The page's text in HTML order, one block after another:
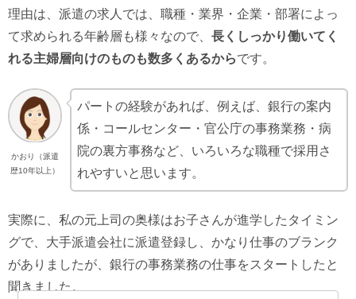
理由は、派遣の求人では、職種・業界・企業・部署によっ
て求められる年齢層も様々なので、 長くしっかり働いてく
れる主婦層向けのものも数多くあるからです。
かおり（派遣
歴10年以上）
パートの経験があれば、例えば、銀行の案内
係・コールセンター・官公庁の事務業務・病
院の裏方事務など、いろいろな職種で採用さ
れやすいと思います。
実際に、私の元上司の奥様はお子さんが進学したタイミン
グで、大手派遣会社に派遣登録し、かなり仕事のブランク
がありましたが、銀行の事務業務の仕事をスタートしたと
聞きました。